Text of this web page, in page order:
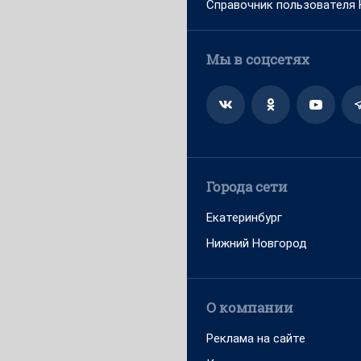
Справочник пользователя
Мы в соцсетях
Города сети
Екатеринбург
Нижний Новгород
О компании
Реклама на сайте